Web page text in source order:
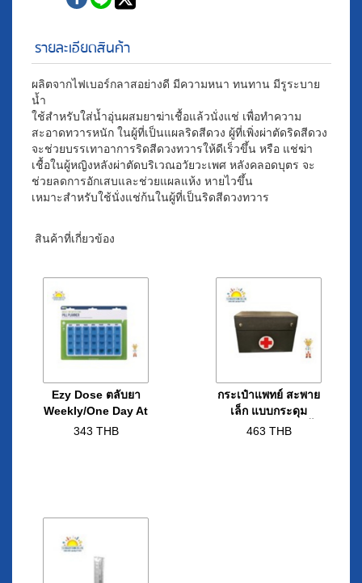
รายละเอียดสินค้า
ผลิตจากไฟเบอร์กลาสอย่างดี มีความหนา ทนทาน มีรูระบาย
น้ำ
ใช้สำหรับใส่น้ำอุ่นผสมยาฆ่าเชื้อแล้วนั่งแช่ เพื่อทำความ
สะอาดทวารหนัก ในผู้ที่เป็นแผลริดสีดวง ผู้ที่เพิ่งผ่าตัดริดสีดวง
จะช่วยบรรเทาอาการริดสีดวงทวารให้ดีเร็วขึ้น หรือ แช่ฆ่า
เชื้อในผู้หญิงหลังผ่าตัดบริเวณอวัยวะเพศ หลังคลอดบุตร จะ
ช่วยลดการอักเสบและช่วยแผลแห้ง หายไวขึ้น
เหมาะสำหรับใช้นั่งแช่ก้นในผู้ที่เป็นริดสีดวงทวาร
สินค้าที่เกี่ยวข้อง
Ezy Dose ตลับยา
Weekly/One Day At
a Time-M
343 THB
กระเป๋าแพทย์ สะพาย
เล็ก แบบกระดุม
ขนาด 6 x 8 x 12 นิ้ว
463 THB